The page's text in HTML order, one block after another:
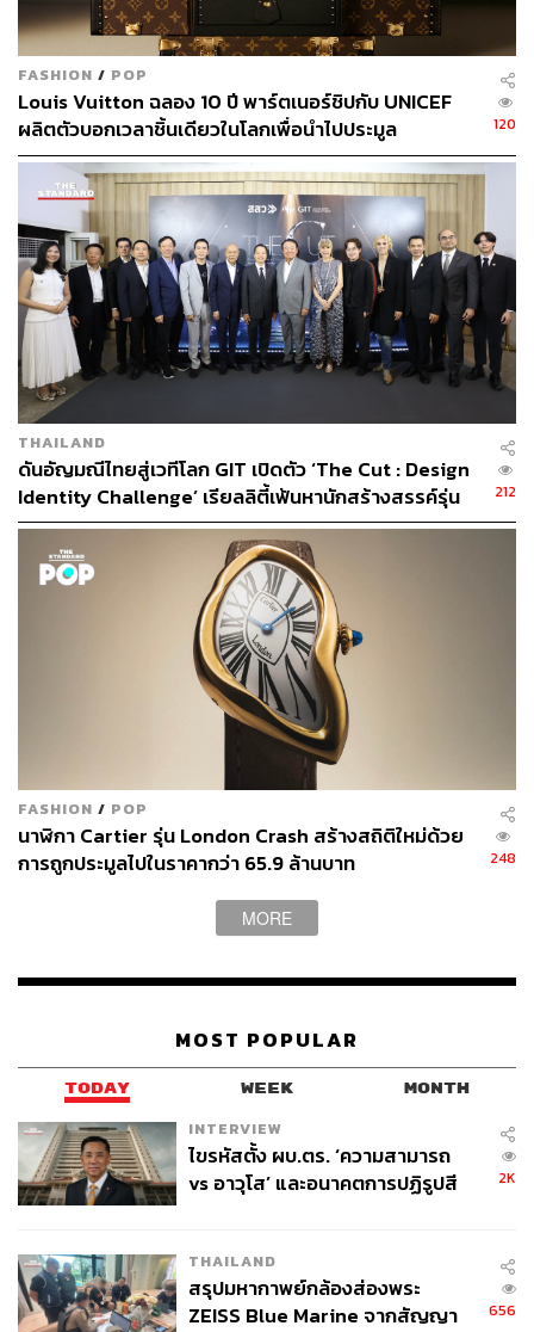
FASHION / POP
Louis Vuitton ฉลอง 10 ปี พาร์ตเนอร์ชิปกับ UNICEF
ผลิตตัวบอกเวลาชิ้นเดียวในโลกเพื่อนำไปประมูล
120
THAILAND
ดันอัญมณีไทยสู่เวทีโลก GIT เปิดตัว ‘The Cut : Design
Identity Challenge’ เรียลลิตี้เฟ้นหานักสร้างสรรค์รุ่น
ใหม่ ปั้น Soft Power ไทย พร้อมต่อยอดธุรกิจจริง
212
FASHION / POP
นาฬิกา Cartier รุ่น London Crash สร้างสถิติใหม่ด้วย
การถูกประมูลไปในราคากว่า 65.9 ล้านบาท
248
MORE
MOST POPULAR
TODAY WEEK MONTH
INTERVIEW
ไขรหัสตั้ง ผบ.ตร. ‘ความสามารถ
vs อาวุโส’ และอนาคตการปฏิรูปสี
2K
THAILAND
สรุปมหากาพย์กล้องส่องพระ
ZEISS Blue Marine จากสัญญา
656